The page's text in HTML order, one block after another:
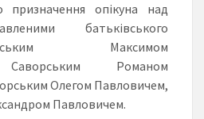
призначення опікуна над
батьківського
Максимом
Романом
Олегом Павловичем,
Павловичем.